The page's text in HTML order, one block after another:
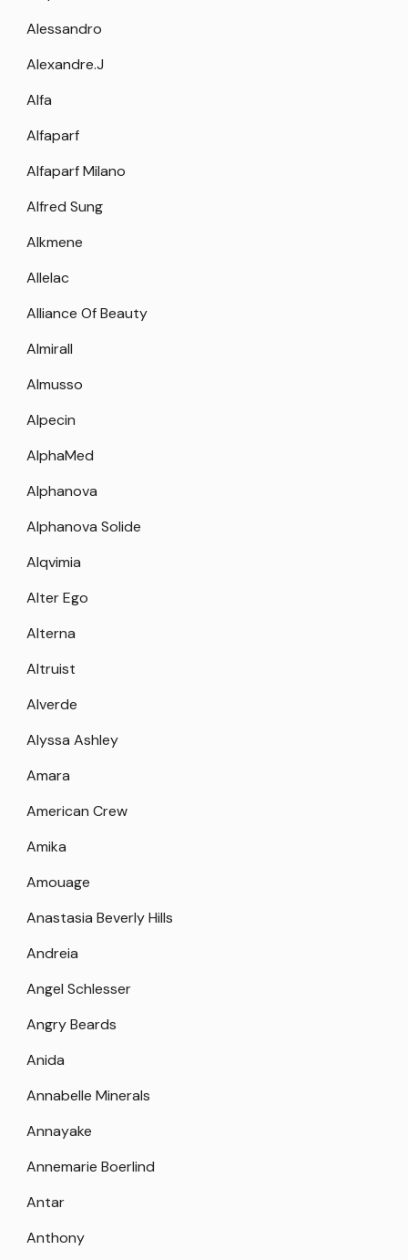
Alessandro
Alexandre.J
Alfa
Alfaparf
Alfaparf Milano
Alfred Sung
Alkmene
Allelac
Alliance Of Beauty
Almirall
Almusso
Alpecin
AlphaMed
Alphanova
Alphanova Solide
Alqvimia
Alter Ego
Alterna
Altruist
Alverde
Alyssa Ashley
Amara
American Crew
Amika
Amouage
Anastasia Beverly Hills
Andreia
Angel Schlesser
Angry Beards
Anida
Annabelle Minerals
Annayake
Annemarie Boerlind
Antar
Anthony